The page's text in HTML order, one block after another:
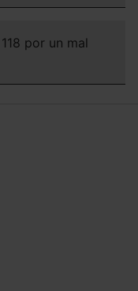
por un mal